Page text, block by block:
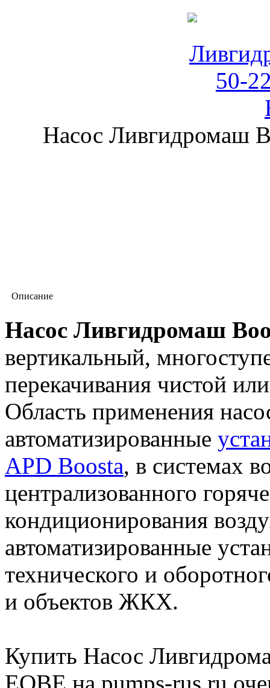
Насос Ливгидромаш
Описание
Насос Ливгидромаш
вертикальный,
перекачивания чистой
Область применения
автоматизированные
APD Boosta, в системах
централизованного
кондиционирования
автоматизированные
технического и
и объектов ЖКХ.
Купить Насос
EQBE на pumps-rus.ru